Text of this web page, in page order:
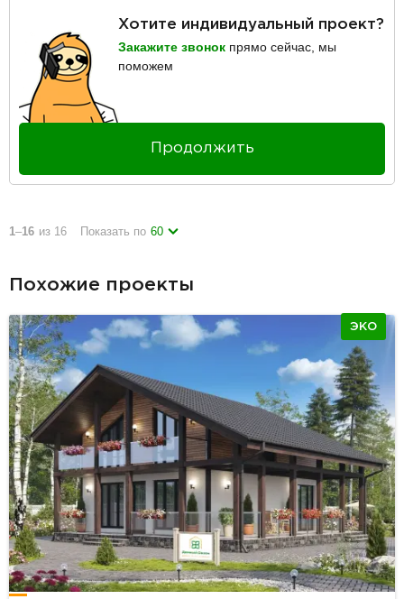
Хотите индивидуальный проект?
Закажите звонок прямо сейчас, мы
поможем
Продолжить
1–16 из 16 Показать по 60
Похожие проекты
ЭКО